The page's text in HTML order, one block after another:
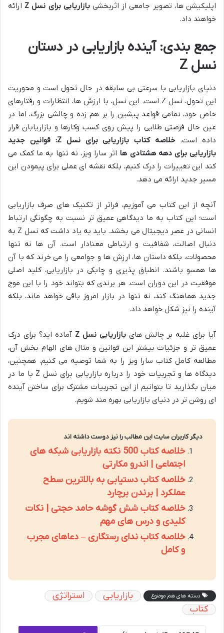
اپلیکیشن ها، تصویر جامعی از اثربخشیبازاریابی برای نسل Z
ارائه
خواهند داد.
جمع بندی: آینده بازاریابی در دستان
نسل Z
دنیای بازاریابی با سرعتی بی سابقه در حال تحول است و محوریت
این تحول، نسل Z است. این نسل، با ارزش ها، انتظارات و رفتارهای
خاص خود، تمامی قواعد پیشین را بر هم زده و چالشی بزرگ، اما در
عین حال فرصتی طلایی را پیش روی کسب وکارها و بازاریابان قرار
داده است.
خلاصه کتاب بازاریابی برای نسل Z: قوانین جدید
بازاریابی برای دهه هشتادی ها اثر سارا ویز، نه تنها به ما کمک می
کند این تغییرات را درک کنیم، بلکه نقشه ای عملی برای پیمودن این
مسیر جدید ارائه می دهد.
آنچه از این کتاب می آموزیم، فراتر از تکنیک های صرف بازاریابی
است؛ این کتاب به ما دیدگاهی عمیق تر نسبت به چگونگی ارتباط
انسانی در عصر دیجیتال می بخشد. باید به یاد داشت که نسل Z به
دنبال اصالت، شفافیت و ارتباطی معنادار است. آن ها نه تنها
محصولات، بلکه داستان ها، ارزش ها و جوامعی را می خرند که با آن
ها همسو باشند. انطباق پذیری و چابکی در بازاریابی، کلید اصلی
موفقیت در این دوران است. هر برندی که بتواند خود را با این موج
جدید هماهنگ کند، نه تنها در بازار امروز باقی خواهد ماند، بلکه
آینده را نیز شکل خواهد داد.
آیا برای غلبه بر چالش های بازاریابی نسل Z
آماده اید؟ برای درک
عمیق تر و جزئیات بیشتر این قوانین و مثال های الهام بخش آن،
مطالعه کامل کتاب سارا ویز را به شما توصیه می کنیم. همچنین،
دیدگاه ها و تجربیات خود را درباره بازاریابی برای نسل Z با ما در
میان بگذارید تا بتوانیم از این تجربیات مشترک برای ساختن آینده
ای روشن تر در دنیای بازاریابی بهره مند شویم.
دیگر کاربران سایت این مطالب را نیز دوست داشته اند
خلاصه کتاب 500 نکته بازاریابی شبکه های
اجتماعی | اندرو مکارتی
خلاصه کتاب دستیابی به بالاترین سطح
عملکرد | برندن برچارد
خلاصه کتاب شش گوشه حامد حجتی | نکات
کلیدی و درس های مهم
خلاصه کتاب ندای رستگاری – دعاهای مجرب
و کامل
دسته های هم موضوع بازاریابی
استراتژی
کتاب